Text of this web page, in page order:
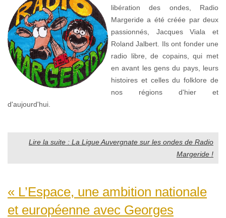
libération des ondes, Radio
Margeride a été créée par deux
passionnés, Jacques Viala et
Roland Jalbert. Ils ont fonder une
radio libre, de copains, qui met
en avant les gens du pays, leurs
histoires et celles du folklore de
nos régions d'hier et
d'aujourd'hui.
Lire la suite : La Ligue Auvergnate sur les ondes de Radio
Margeride !
« L’Espace, une ambition nationale
et européenne avec Georges